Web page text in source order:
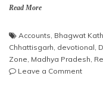
Read More
Accounts Bhagwat
Chhattisgarh devotional
Zone Madhya Pradesh
Leave a Commenton